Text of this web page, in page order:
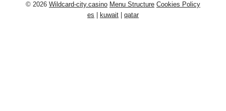
© 2026 Wildcard-city.casino Menu Structure Cookies Policy
es
kuwait qatar